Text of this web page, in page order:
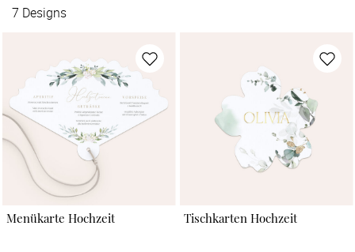
7 Designs
Menükarte Hochzeit Tischkarten Hochzeit